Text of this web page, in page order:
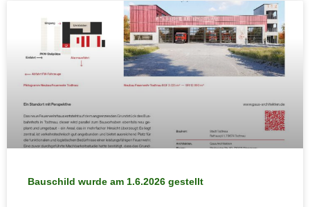
Bauschild wurde am 1.6.2026 gestellt